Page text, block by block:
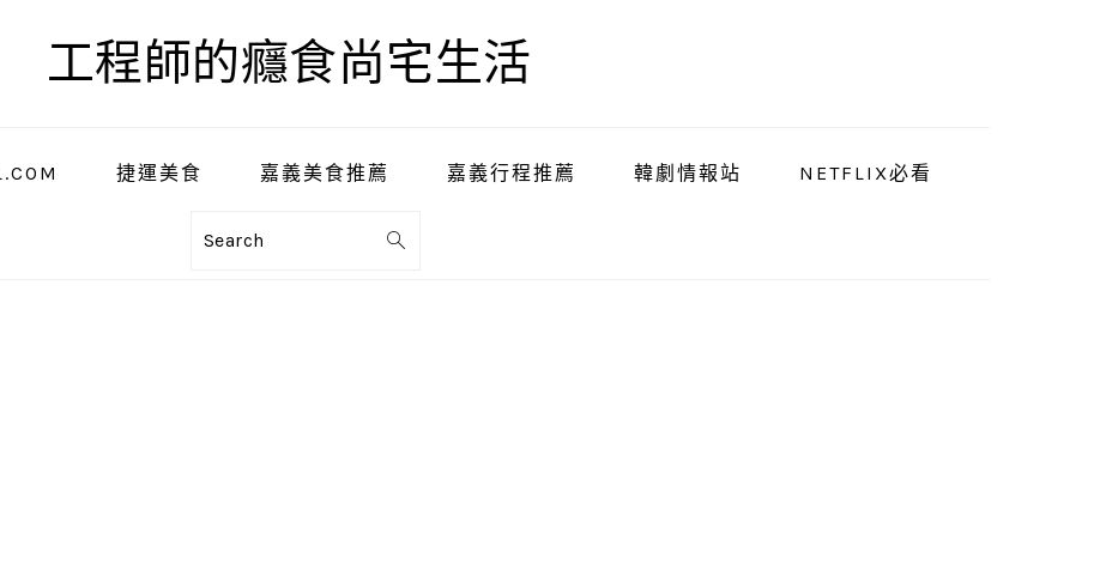
工程師的癮食尚宅生活
捷運美食 嘉義美食推薦 嘉義行程推薦 韓劇情報站 NETFLIX必看
Search